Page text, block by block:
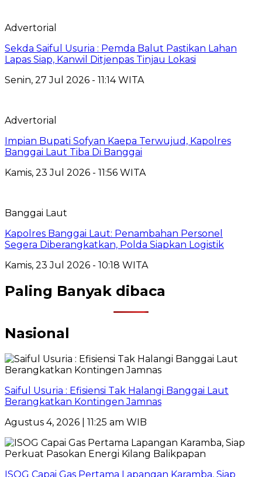
Advertorial
Sekda Saiful Usuria : Pemda Balut Pastikan Lahan
Lapas Siap, Kanwil Ditjenpas Tinjau Lokasi
Senin, 27 Jul 2026 - 11:14 WITA
Advertorial
Impian Bupati Sofyan Kaepa Terwujud, Kapolres
Banggai Laut Tiba Di Banggai
Kamis, 23 Jul 2026 - 11:56 WITA
Banggai Laut
Kapolres Banggai Laut: Penambahan Personel
Segera Diberangkatkan, Polda Siapkan Logistik
Kamis, 23 Jul 2026 - 10:18 WITA
Paling Banyak dibaca
Nasional
Saiful Usuria : Efisiensi Tak Halangi Banggai Laut
Berangkatkan Kontingen Jamnas
Agustus 4, 2026 | 11:25 am WIB
ISOG Capai Gas Pertama Lapangan Karamba, Siap